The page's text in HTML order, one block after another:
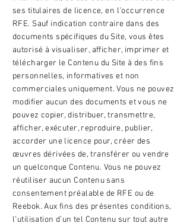
ses titulaires de licence, en l’occurrence
RFE. Sauf indication contraire dans des
documents spécifiques du Site, vous êtes
autorisé à visualiser, afficher, imprimer et
télécharger le Contenu du Site à des fins
personnelles, informatives et non
commerciales uniquement. Vous ne pouvez
modifier aucun des documents et vous ne
pouvez copier, distribuer, transmettre,
afficher, exécuter, reproduire, publier,
accorder une licence pour, créer des
œuvres dérivées de, transférer ou vendre
un quelconque Contenu. Vous ne pouvez
réutiliser aucun Contenu sans
consentement préalable de RFE ou de
Reebok. Aux fins des présentes conditions,
l’utilisation d’un tel Contenu sur tout autre